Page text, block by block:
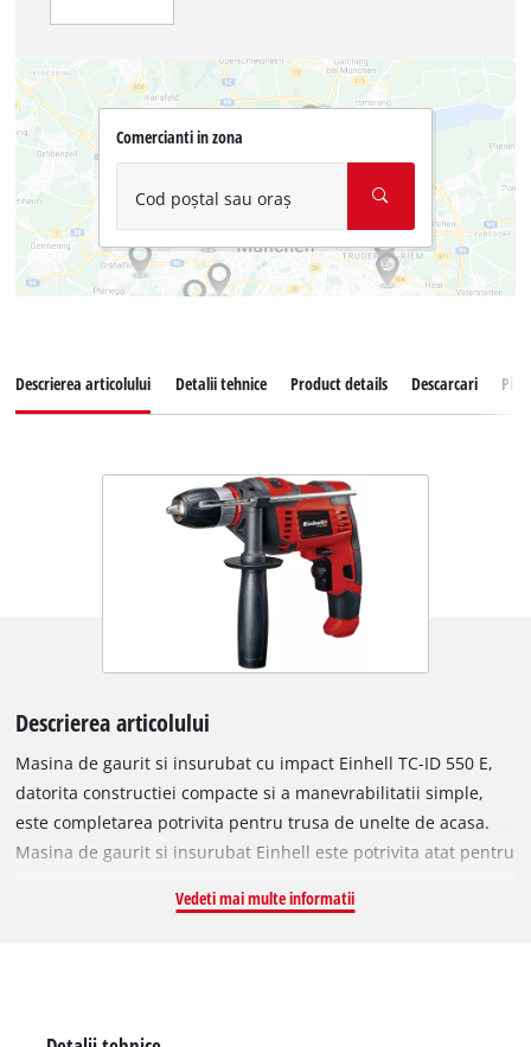
Comercianti in zona
Cod poștal sau oraș
Descrierea articolului Detalii tehnice Product details Descarcari
Descrierea articolului
Masina de gaurit si insurubat cu impact Einhell TC-ID 550 E,
datorita constructiei compacte si a manevrabilitatii simple,
este completarea potrivita pentru trusa de unelte de acasa.
Masina de gaurit si insurubat Einhell este potrivita atat pentru
la toate lucrarile uzuale de gaurire in gospodarie. Utilizarile
Vedeti mai multe informatii